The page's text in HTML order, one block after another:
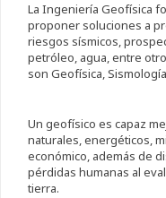
La Ingeniería Geofísica
proponer soluciones a
riesgos sísmicos,
petróleo, agua, entre
son Geofísica,
Un geofísico es capaz
naturales, energéticos,
económico, además de
pérdidas humanas al
tierra.